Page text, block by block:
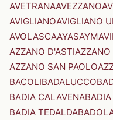
AVETRANAAVEZZANO
AVIGLIANOAVIGLIANO
AVOLASCAAYAS
AZZANO D'ASTI
AZZANO SAN PAOLO
BACOLIBADALUCCO
BADIA CALAVENABADIA
BADIA TEDALDA